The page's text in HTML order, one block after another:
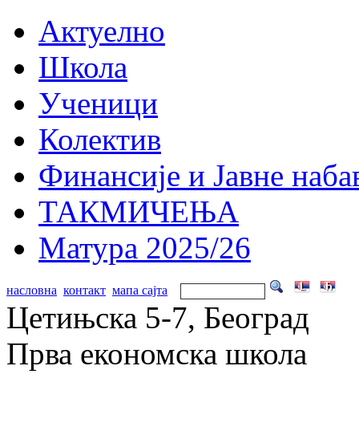
Актуелно
Школа
Ученици
Колектив
Финансије и Јавне
ТАКМИЧЕЊА
Матура 2025/26
насловна контакт мапа сајта
Цетињска 5-7, Београд
Прва економска школа